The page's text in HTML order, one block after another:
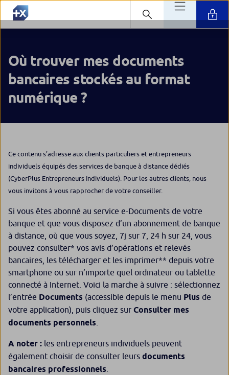
Où trouver mes documents
bancaires stockés au format
numérique ?
Ce contenu s’adresse aux clients particuliers et entrepreneurs
individuels équipés des services de banque à distance dédiés
(CyberPlus Entrepreneurs Individuels). Pour les autres clients, nous
vous invitons à vous rapprocher de votre conseiller.
Si vous êtes abonné au service e-Documents de votre
banque et que vous disposez d’un abonnement de banque
à distance, où que vous soyez, 7j sur 7, 24 h sur 24, vous
pouvez consulter* vos avis d’opérations et relevés
bancaires, les télécharger et les imprimer** depuis votre
smartphone ou sur n’importe quel ordinateur ou tablette
connecté à Internet. Voici la marche à suivre : sélectionnez
l’entrée Documents (accessible depuis le menu Plus de
votre application), puis cliquez sur Consulter mes
documents personnels
A noter : les entrepreneurs individuels peuvent
également choisir de consulter leurs documents
bancaires professionnels